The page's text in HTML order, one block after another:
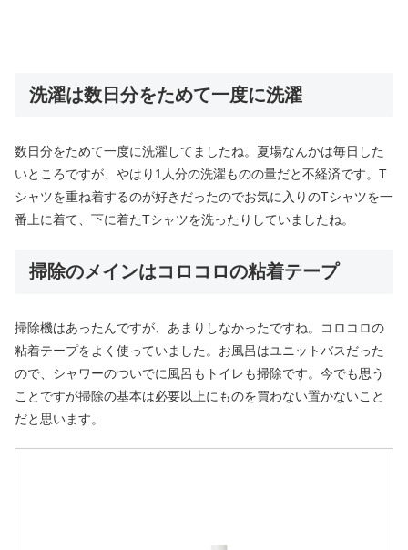
洗濯は数日分をためて一度に洗濯
数日分をためて一度に洗濯してましたね。夏場なんかは毎日した
いところですが、やはり1人分の洗濯ものの量だと不経済です。T
シャツを重ね着するのが好きだったのでお気に入りのTシャツを一
番上に着て、下に着たTシャツを洗ったりしていましたね。
掃除のメインはコロコロの粘着テープ
掃除機はあったんですが、あまりしなかったですね。コロコロの
粘着テープをよく使っていました。お風呂はユニットバスだった
ので、シャワーのついでに風呂もトイレも掃除です。今でも思う
ことですが掃除の基本は必要以上にものを買わない置かないこと
だと思います。